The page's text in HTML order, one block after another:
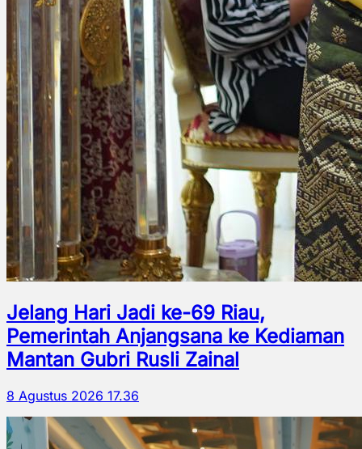
Jelang Hari Jadi ke-69 Riau,
Pemerintah Anjangsana ke Kediaman
Mantan Gubri Rusli Zainal
8 Agustus 2026 17.36